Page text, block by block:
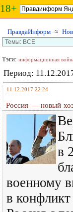
18+
ПравдаИнформ ≈
Тэги: информационная
Период:
11.12.2017 22:24
Россия — новый
в
военному
в